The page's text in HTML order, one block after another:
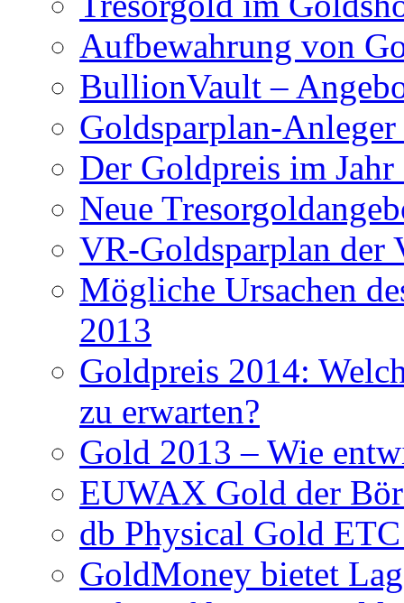
Aufbewahrung von
BullionVault –
Goldsparplan-
Der Goldpreis im Jahr
Neue
VR-Goldsparplan der
Mögliche Ursachen
2013
Goldpreis 2014:
zu erwarten?
Gold 2013 – Wie
EUWAX Gold der
db Physical Gold
GoldMoney bietet